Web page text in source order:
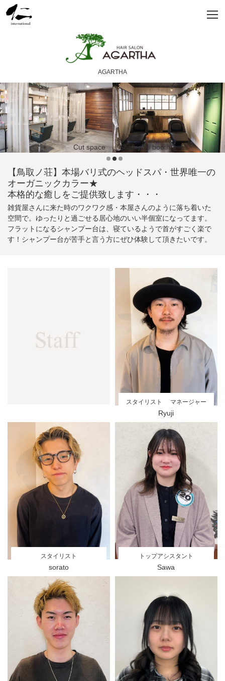
AGARTHA
Cut space Shampoo booth
【鳥取ノ荘】本場バリ式のヘッドスパ・世界唯一の
オーガニックカラー★
本格的な癒しをご提供致します・・・
雑貨屋さんに来た時のワクワク感・本屋さんのように落ち着いた
空間で。ゆったりと過ごせる居心地のいい半個室になってます。
フラットになるシャンプー台は、寝ているようで首がすごく楽で
す！シャンプー台が苦手と言う方にぜひ体験して頂きたいです。
スタイリスト マネージャー
Ryuji
スタイリスト
sorato
トップアシスタント
Sawa